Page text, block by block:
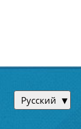
Русский